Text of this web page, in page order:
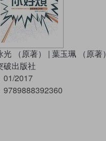
（原著） | 葉玉珮 （原著）
破出版社
01/2017
9789888392360